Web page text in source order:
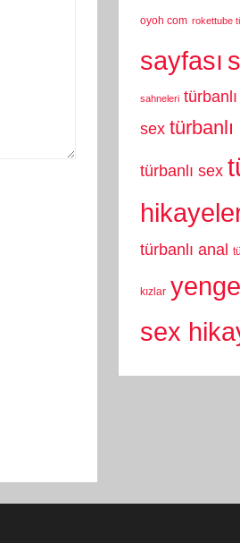
oyoh com rokettube
sayfası
sahneleri
sex
türbanlı sex
türbanlı anal
kızlar
sex